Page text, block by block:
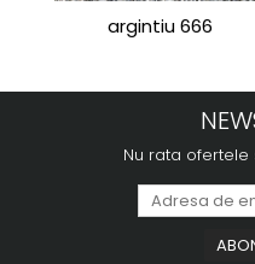
argintiu 666
Nu rata